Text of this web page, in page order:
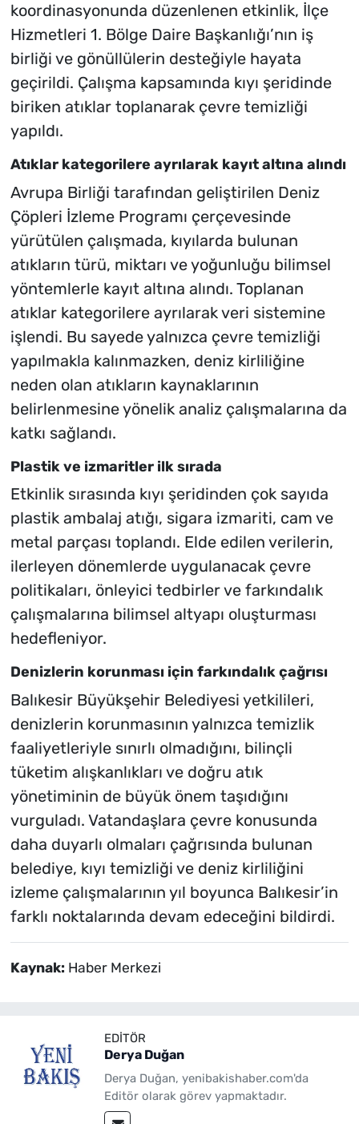
koordinasyonunda düzenlenen etkinlik, İlçe
Hizmetleri 1. Bölge Daire Başkanlığı’nın iş
birliği ve gönüllülerin desteğiyle hayata
geçirildi. Çalışma kapsamında kıyı şeridinde
biriken atıklar toplanarak çevre temizliği
yapıldı.
Atıklar kategorilere ayrılarak kayıt altına alındı
Avrupa Birliği tarafından geliştirilen Deniz
Çöpleri İzleme Programı çerçevesinde
yürütülen çalışmada, kıyılarda bulunan
atıkların türü, miktarı ve yoğunluğu bilimsel
yöntemlerle kayıt altına alındı. Toplanan
atıklar kategorilere ayrılarak veri sistemine
işlendi. Bu sayede yalnızca çevre temizliği
yapılmakla kalınmazken, deniz kirliliğine
neden olan atıkların kaynaklarının
belirlenmesine yönelik analiz çalışmalarına da
katkı sağlandı.
Plastik ve izmaritler ilk sırada
Etkinlik sırasında kıyı şeridinden çok sayıda
plastik ambalaj atığı, sigara izmariti, cam ve
metal parçası toplandı. Elde edilen verilerin,
ilerleyen dönemlerde uygulanacak çevre
politikaları, önleyici tedbirler ve farkındalık
çalışmalarına bilimsel altyapı oluşturması
hedefleniyor.
Denizlerin korunması için farkındalık çağrısı
Balıkesir Büyükşehir Belediyesi yetkilileri,
denizlerin korunmasının yalnızca temizlik
faaliyetleriyle sınırlı olmadığını, bilinçli
tüketim alışkanlıkları ve doğru atık
yönetiminin de büyük önem taşıdığını
vurguladı. Vatandaşlara çevre konusunda
daha duyarlı olmaları çağrısında bulunan
belediye, kıyı temizliği ve deniz kirliliğini
izleme çalışmalarının yıl boyunca Balıkesir’in
farklı noktalarında devam edeceğini bildirdi.
Kaynak: Haber Merkezi
EDITÖR
Derya Duğan
Derya Duğan, yenibakishaber.com'da
Editör olarak görev yapmaktadır.